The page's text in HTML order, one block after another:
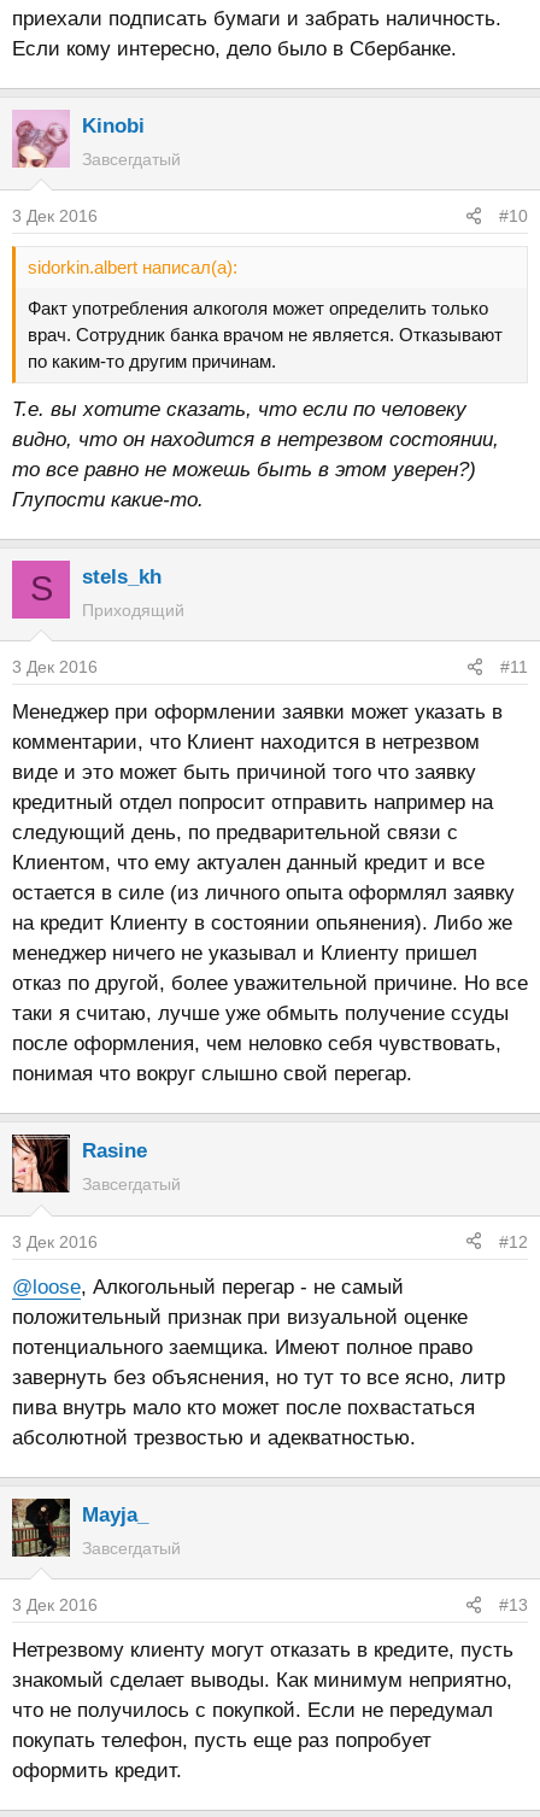
приехали подписать бумаги и забрать наличность.
Если кому интересно, дело было в Сбербанке.
Kinobi
Завсегдатый
3 Дек 2016 #10
sidorkin.albert написал(а):
Факт употребления алкоголя может определить только
врач. Сотрудник банка врачом не является. Отказывают
по каким-то другим причинам.
Т.е. вы хотите сказать, что если по человеку
видно, что он находится в нетрезвом состоянии,
то все равно не можешь быть в этом уверен?)
Глупости какие-то.
S stels_kh
Приходящий
3 Дек 2016 #11
Менеджер при оформлении заявки может указать в
комментарии, что Клиент находится в нетрезвом
виде и это может быть причиной того что заявку
кредитный отдел попросит отправить например на
следующий день, по предварительной связи с
Клиентом, что ему актуален данный кредит и все
остается в силе (из личного опыта оформлял заявку
на кредит Клиенту в состоянии опьянения). Либо же
менеджер ничего не указывал и Клиенту пришел
отказ по другой, более уважительной причине. Но все
таки я считаю, лучше уже обмыть получение ссуды
после оформления, чем неловко себя чувствовать,
понимая что вокруг слышно свой перегар.
Rasine
Завсегдатый
3 Дек 2016 #12
@loose, Алкогольный перегар - не самый
положительный признак при визуальной оценке
потенциального заемщика. Имеют полное право
завернуть без объяснения, но тут то все ясно, литр
пива внутрь мало кто может после похвастаться
абсолютной трезвостью и адекватностью.
Mayja_
Завсегдатый
3 Дек 2016 #13
Нетрезвому клиенту могут отказать в кредите, пусть
знакомый сделает выводы. Как минимум неприятно,
что не получилось с покупкой. Если не передумал
покупать телефон, пусть еще раз попробует
оформить кредит.